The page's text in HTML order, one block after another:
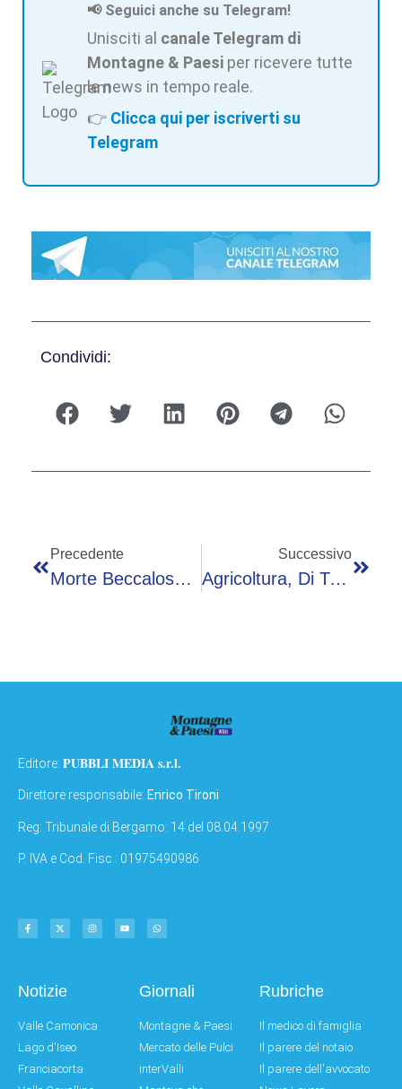
📢 Seguici anche su Telegram!
Unisciti al canale Telegram di
Montagne & Paesi per ricevere tutte
le news in tempo reale.
👉 Clicca qui per iscriverti su
Telegram
Condividi:
Precedente
Morte Beccalossi, Da Fiorello A Ruggeri E Bonolis Il Ricordo Dei Tifosi Dell’Inter: “Ci Ha Fatto Divertire”
Successivo
Agricoltura, Di Tullio (Nomisma): “Eliminare Urea? Va Studiata Soluzione Ad Hoc”
Editore: PUBBLI MEDIA s.r.l.
Direttore responsabile: Enrico Tironi
Reg: Tribunale di Bergamo: 14 del 08.04.1997
P. IVA e Cod. Fisc.: 01975490986
Notizie
Valle Camonica
Lago d'Iseo
Franciacorta
Giornali
Montagne & Paesi
Mercato delle Pulci
interValli
Rubriche
Il medico di famiglia
Il parere del notaio
Il parere dell'avvocato